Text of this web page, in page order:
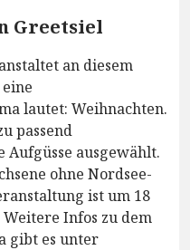
Greetsiel
an diesem
lautet: Weihnachten.
passend
ausgewählt.
ohne Nordsee-
ist um 18
Weitere Infos zu dem
gibt es unter